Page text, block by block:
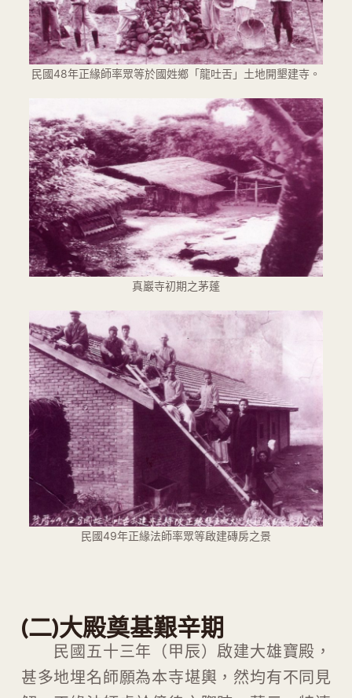
民國48年正緣師率眾等於國姓鄉「龍吐舌」土地開墾建寺。
真巖寺初期之茅蓬
民國49年正緣法師率眾等啟建磚房之景
(二)大殿奠基艱辛期
民國五十三年（甲辰）啟建大雄寶殿，
甚多地埋名師願為本寺堪輿，然均有不同見